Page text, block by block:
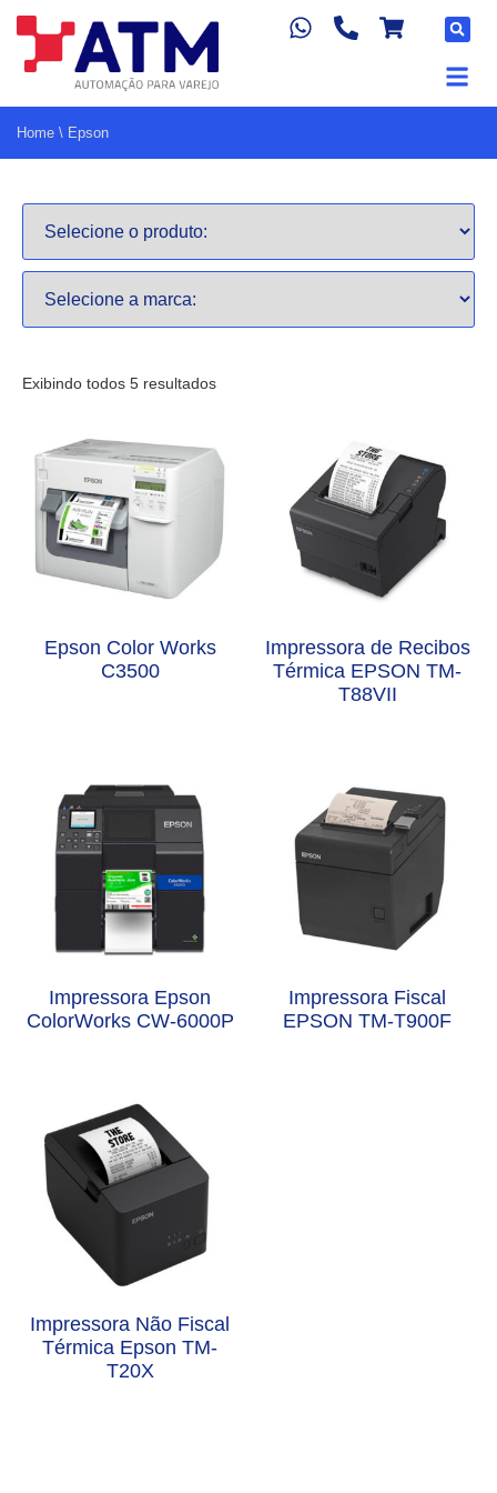
Home \ Epson
Exibindo todos 5 resultados
Epson Color Works
C3500
Impressora de Recibos
Térmica EPSON TM-
T88VII
Impressora Epson
ColorWorks CW-6000P
Impressora Fiscal
EPSON TM-T900F
Impressora Não Fiscal
Térmica Epson TM-
T20X